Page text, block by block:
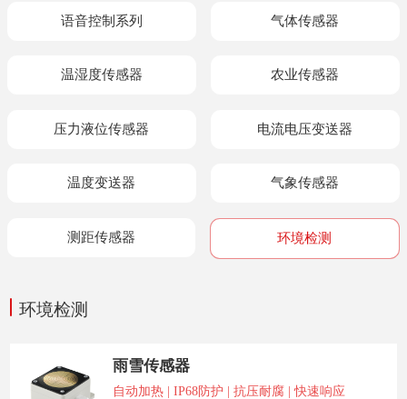
语音控制系列 气体传感器
温湿度传感器 农业传感器
压力液位传感器 电流电压变送器
温度变送器 气象传感器
测距传感器 环境检测
环境检测
雨雪传感器
自动加热 | IP68防护 | 抗压耐腐 | 快速响应